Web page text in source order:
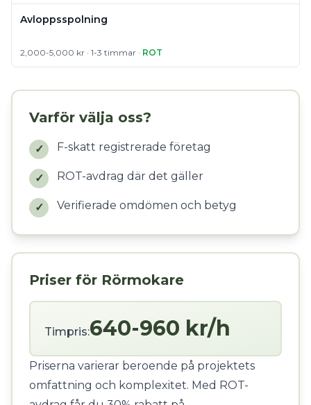
Avloppsspolning
2,000-5,000 kr · 1-3 timmar · ROT
Varför välja oss?
✓ F-skatt registrerade företag
✓ ROT-avdrag där det gäller
✓ Verifierade omdömen och betyg
Priser för Rörmokare
Timpris:640-960 kr/h
Priserna varierar beroende på projektets
omfattning och komplexitet. Med ROT-